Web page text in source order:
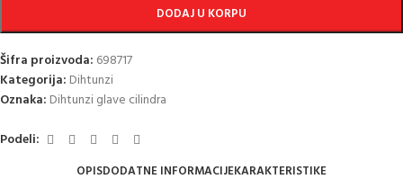
DODAJ U KORPU
Šifra proizvoda: 698717
Kategorija: Dihtunzi
Oznaka: Dihtunzi glave cilindra
Podeli:
OPISDODATNE INFORMACIJEKARAKTERISTIKE